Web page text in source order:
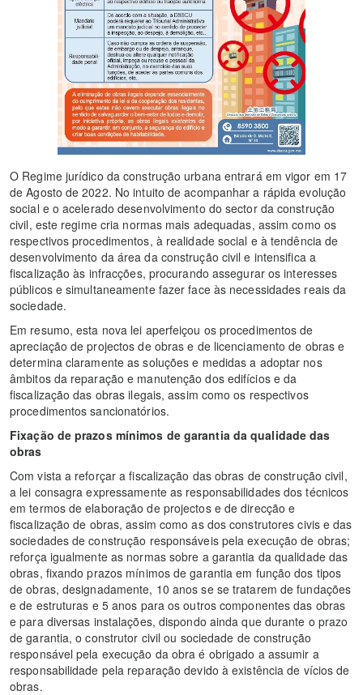
O Regime jurídico da construção urbana entrará em vigor em 17
de Agosto de 2022. No intuito de acompanhar a rápida evolução
social e o acelerado desenvolvimento do sector da construção
civil, este regime cria normas mais adequadas, assim como os
respectivos procedimentos, à realidade social e à tendência de
desenvolvimento da área da construção civil e intensifica a
fiscalização às infracções, procurando assegurar os interesses
públicos e simultaneamente fazer face às necessidades reais da
sociedade.
Em resumo, esta nova lei aperfeiçou os procedimentos de
apreciação de projectos de obras e de licenciamento de obras e
determina claramente as soluções e medidas a adoptar nos
âmbitos da reparação e manutenção dos edifícios e da
fiscalização das obras ilegais, assim como os respectivos
procedimentos sancionatórios.
Fixação de prazos mínimos de garantia da qualidade das
obras
Com vista a reforçar a fiscalização das obras de construção civil,
a lei consagra expressamente as responsabilidades dos técnicos
em termos de elaboração de projectos e de direcção e
fiscalização de obras, assim como as dos construtores civis e das
sociedades de construção responsáveis pela execução de obras;
reforça igualmente as normas sobre a garantia da qualidade das
obras, fixando prazos mínimos de garantia em função dos tipos
de obras, designadamente, 10 anos se se tratarem de fundações
e de estruturas e 5 anos para os outros componentes das obras
e para diversas instalações, dispondo ainda que durante o prazo
de garantia, o construtor civil ou sociedade de construção
responsável pela execução da obra é obrigado a assumir a
responsabilidade pela reparação devido à existência de vícios de
obras.